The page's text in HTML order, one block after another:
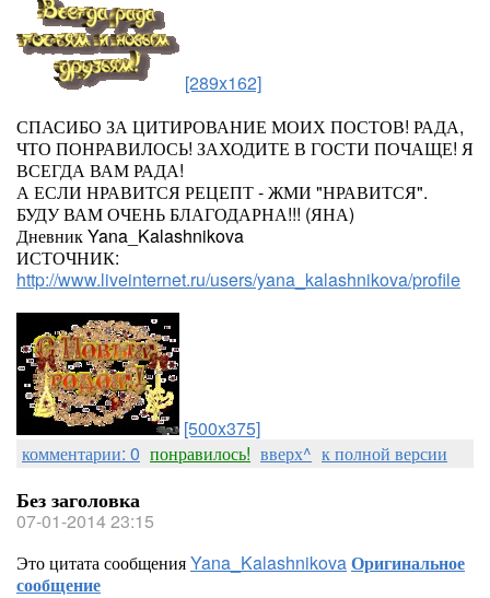
[289x162]
СПАСИБО ЗА ЦИТИРОВАНИЕ МОИХ ПОСТОВ! РАДА,
ЧТО ПОНРАВИЛОСЬ! ЗАХОДИТЕ В ГОСТИ ПОЧАЩЕ! Я
ВСЕГДА ВАМ РАДА!
А ЕСЛИ НРАВИТСЯ РЕЦЕПТ - ЖМИ "НРАВИТСЯ".
БУДУ ВАМ ОЧЕНЬ БЛАГОДАРНА!!! (ЯНА)
Дневник Yana_Kalashnikova
ИСТОЧНИК:
http://www.liveinternet.ru/users/yana_kalashnikova/profile
[500x375]
комментарии: 0 понравилось! вверх^ к полной версии
Без заголовка
07-01-2014 23:15
Это цитата сообщенияYana_KalashnikovaОригинальное
сообщение